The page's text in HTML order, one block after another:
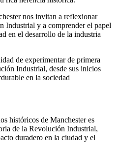
nos invitan a reflexionar
Industrial y a comprender el papel
en el desarrollo de la industria
de experimentar de primera
Industrial, desde sus inicios
en la sociedad
históricos de Manchester es
de la Revolución Industrial,
duradero en la ciudad y el